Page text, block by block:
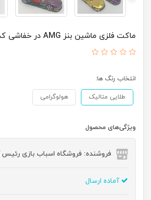
ماکت فلزی ماشین بنز AMG در خفاشی کد 477
انتخاب رنگ ها:
طلایی متالیک هولوگرامی
ویژگی‌های محصول
فروشنده: فروشگاه اسباب بازی رئیس
آماده ارسال